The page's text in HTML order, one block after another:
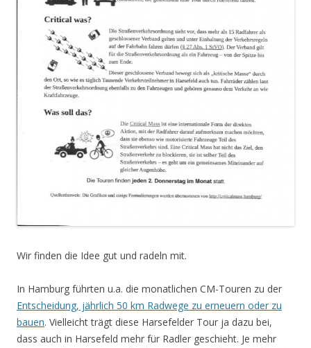
Wir finden die Idee gut und radeln mit.
In Hamburg führten u.a. die monatlichen CM-Touren zu der
Entscheidung, jährlich 50 km Radwege zu erneuern oder zu
bauen. Vielleicht trägt diese Harsefelder Tour ja dazu bei,
dass auch in Harsefeld mehr für Radler geschieht. Je mehr